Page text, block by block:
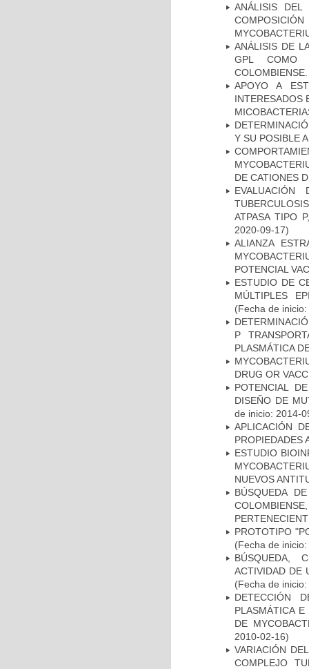
ANÁLISIS DEL
ANÁLISIS DE
GPL COMO
COLOMBIENSE.
APOYO A
INTERESADOS
Y SU POSIBLE
DE CATIONES
ATPASA TIPO
2020-09-17)
ALIANZA
POTENCIAL
ESTUDIO DE
MÚLTIPLES
(Fecha de
P
PLASMÁTICA
DRUG OR
POTENCIAL
DISEÑO DE
de inicio: 2014-
APLICACIÓN
PROPIEDADES
ESTUDIO
NUEVOS
BÚSQUEDA
PROTOTIPO
(Fecha de
BÚSQUEDA,
ACTIVIDAD DE
(Fecha de
DETECCIÓN
PLASMÁTICA
DE
2010-02-16)
VARIACIÓN
COMPLEJO